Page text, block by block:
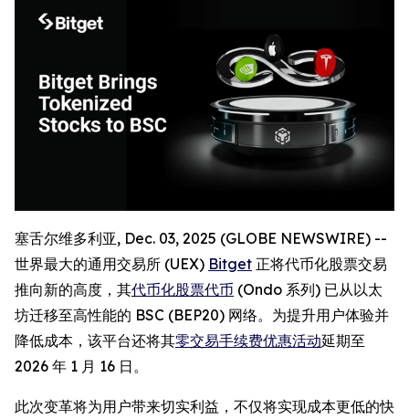
塞舌尔维多利亚, Dec. 03, 2025 (GLOBE NEWSWIRE) --
世界最大的通用交易所 (UEX) Bitget 正将代币化股票交易
推向新的高度，其代币化股票代币 (Ondo 系列) 已从以太
坊迁移至高性能的 BSC (BEP20) 网络。为提升用户体验并
降低成本，该平台还将其零交易手续费优惠活动延期至
2026 年 1 月 16 日。
此次变革将为用户带来切实利益，不仅将实现成本更低的快